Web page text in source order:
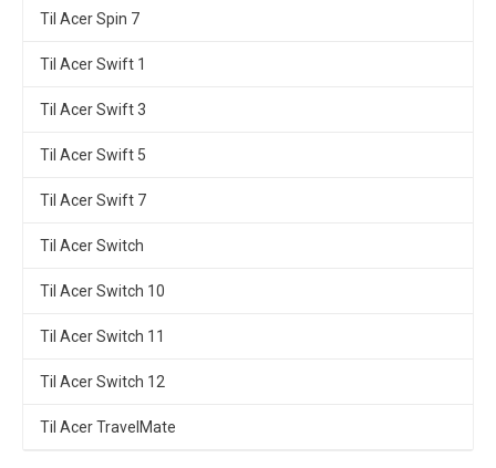
Til Acer Spin 7
Til Acer Swift 1
Til Acer Swift 3
Til Acer Swift 5
Til Acer Swift 7
Til Acer Switch
Til Acer Switch 10
Til Acer Switch 11
Til Acer Switch 12
Til Acer TravelMate